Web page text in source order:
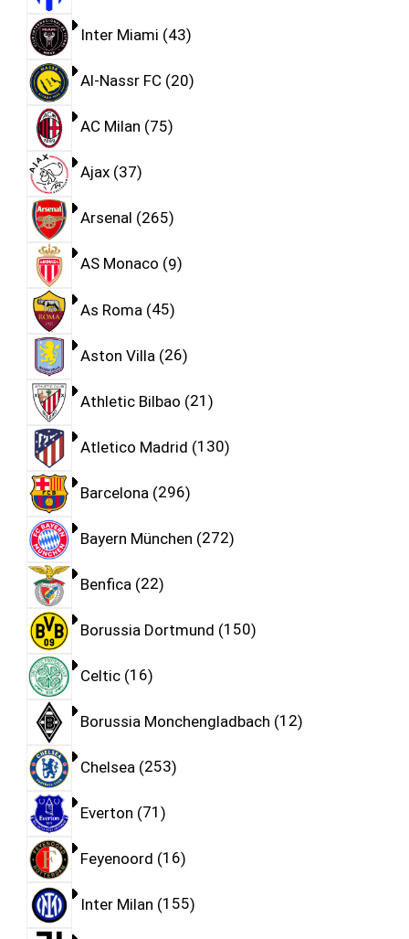
Inter Miami 43
Al-Nassr FC 20
AC Milan 75
Ajax 37
Arsenal 265
AS Monaco 9
As Roma 45
Aston Villa 26
Athletic Bilbao 21
Atletico Madrid 130
Barcelona 296
Bayern München 272
Benfica 22
Borussia Dortmund 150
Celtic 16
Borussia Monchengladbach 12
Chelsea 253
Everton 71
Feyenoord 16
Inter Milan 155